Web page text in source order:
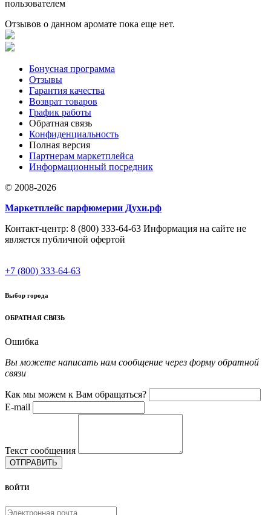
пользователем
Отзывов о данном аромате пока еще нет.
Бонусная программа
Отзывы
Гарантия качества
Возврат товаров
График работы
Обратная связь
Конфиденциальность
Полная версия
Партнерам маркетплейса
Информационный посредник
© 2008-2026
Маркетплейс парфюмерии Духи.рф
Контакт-центр: 8 (800) 333-64-63 Информация на сайте не
является публичной офертой
+7 (800) 333-64-63
Выбор города
ОБРАТНАЯ СВЯЗЬ
Ошибка
Вы можете написать нам сообщение через форму обратной
связи
Как мы можем к Вам обращаться?
E-mail
Текст сообщения
ОТПРАВИТЬ
ВОЙТИ